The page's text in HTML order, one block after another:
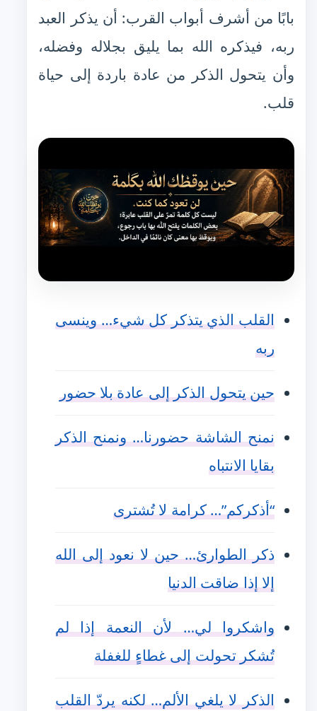
بابًا من أشرف أبواب القرب: أن يذكر العبد
ربه، فيذكره الله بما يليق بجلاله وفضله،
وأن يتحول الذكر من عادة باردة إلى حياة
قلب.
القلب الذي يتذكر كل شيء… وينسى
ربه
حين يتحول الذكر إلى عادة بلا حضور
نمنح الشاشة حضورنا… ونمنح الذكر
بقايا الانتباه
“أذكركم”… كرامة لا تُشترى
ذكر الطوارئ… حين لا نعود إلى الله
إلا إذا ضاقت الدنيا
واشكروا لي… لأن النعمة إذا لم
تُشكر تحولت إلى غطاءٍ للغفلة
الذكر لا يلغي الألم… لكنه يردّ القلب